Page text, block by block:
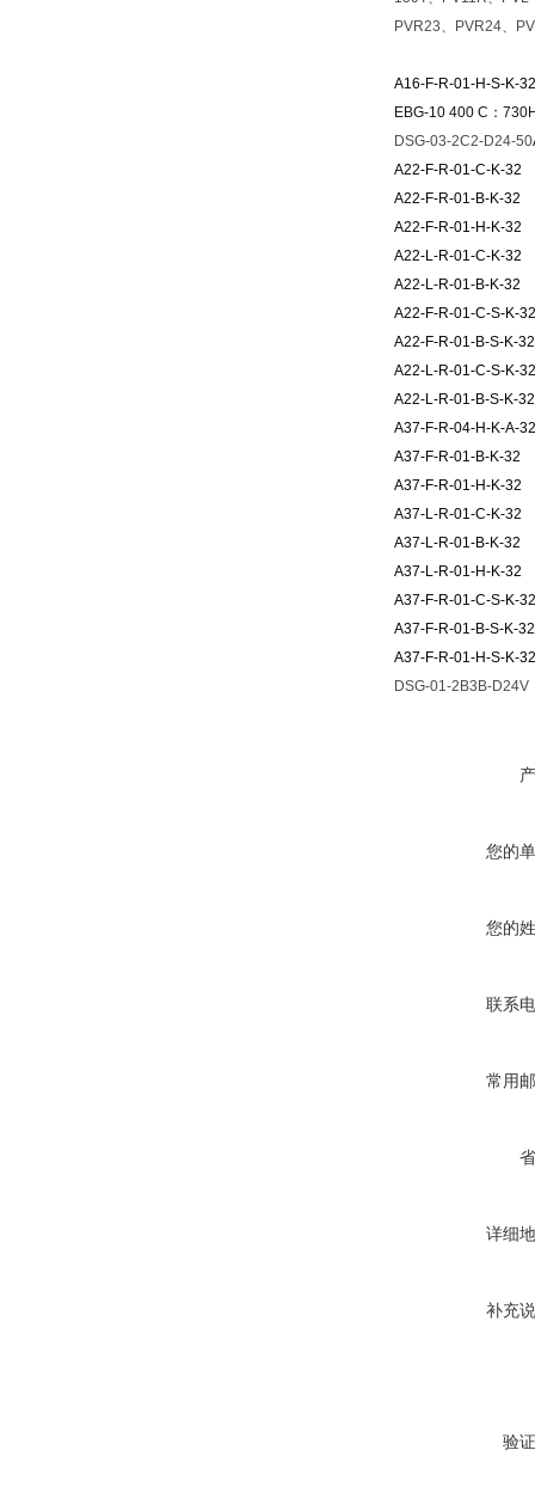
PVR23、PVR24、
A16-F-R-01-H-S-K-32
EBG-10 400 C ：
DSG-03-2C2-D24-50
A22-F-R-01-C-K-32
A22-F-R-01-B-K-32
A22-F-R-01-H-K-32
A22-L-R-01-C-K-32
A22-L-R-01-B-K-32
A22-F-R-01-C-S-K-32
A22-F-R-01-B-S-K-32
A22-L-R-01-C-S-K-32
A22-L-R-01-B-S-K-32
A37-F-R-04-H-K-A-
A37-F-R-01-B-K-32
A37-F-R-01-H-K-32
A37-L-R-01-C-K-32
A37-L-R-01-B-K-32
A37-L-R-01-H-K-32
A37-F-R-01-C-S-K-32
A37-F-R-01-B-S-K-32
A37-F-R-01-H-S-K-32
DSG-01-2B3B-D24V
您的
您的
联系
常用
详细
补充
验